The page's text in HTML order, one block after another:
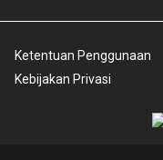
Ketentuan Penggunaan
Kebijakan Privasi